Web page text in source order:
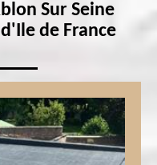
Sur Seine
de France